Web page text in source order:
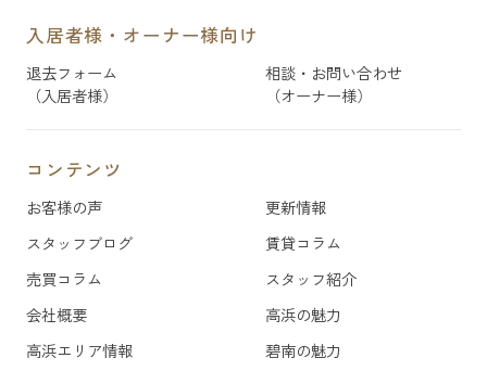
入居者様・オーナー様向け
退去フォーム
（入居者様）
相談・お問い合わせ
（オーナー様）
コンテンツ
お客様の声
更新情報
スタッフブログ
賃貸コラム
売買コラム
スタッフ紹介
会社概要
高浜の魅力
高浜エリア情報
碧南の魅力